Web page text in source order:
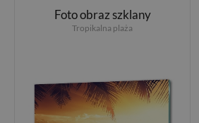
Foto obraz szklany
Tropikalna plaża